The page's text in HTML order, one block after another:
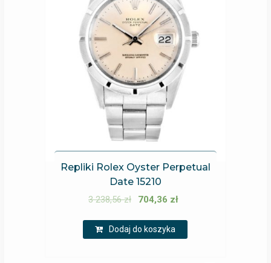
Repliki Rolex Oyster Perpetual
Date 15210
3 238,56zł 704,36 zł
Dodaj do koszyka